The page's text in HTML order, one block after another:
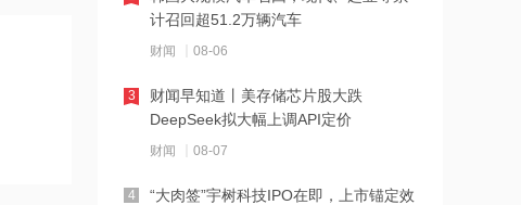
张雪机车：成立小车手培育专项基金，
每年捐赠100万元
18:19
上交所终止审核2笔债券项目，金额合计
30亿元
18:18
计召回超51.2万辆汽车
财闻 08-06
财闻早知道丨美存储芯片股大跌
DeepSeek拟大幅上调API定价
财闻 08-07
3
“大肉签”宇树科技IPO在即，上市锚定效
4